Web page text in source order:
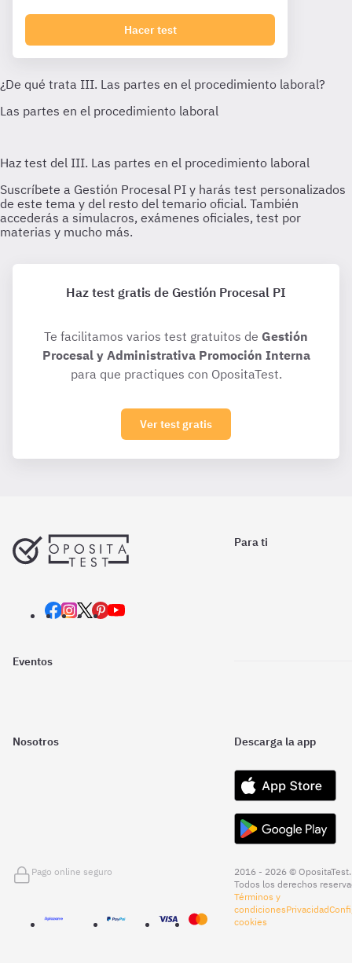
Hacer test
Haz test gratis de Gestión Procesal PI
Te facilitamos varios test gratuitos de Gestión
Procesal y Administrativa Promoción Interna
para que practiques con OpositaTest.
Ver test gratis
Para ti
Eventos
Nosotros Descarga la app
Pago online seguro
2016 - 2026 © OpositaTest.
Todos los derechos
Términos y
condicionesPrivacidad
cookies